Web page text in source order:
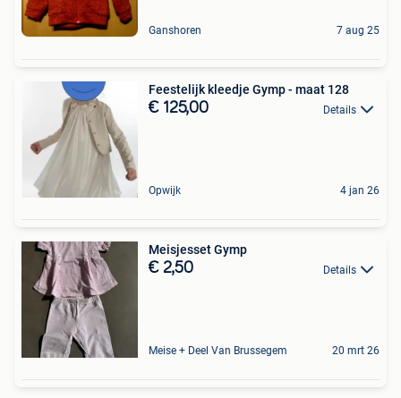
Ganshoren 7 aug 25
Feestelijk kleedje Gymp - maat 128
€ 125,00 Details
Opwijk 4 jan 26
Meisjesset Gymp
€ 2,50 Details
Meise + Deel Van Brussegem 20 mrt 26